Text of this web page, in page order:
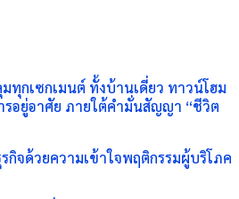
ทุกเซกเมนต์ ทั้งบ้านเดี่ยว ทาวน์โฮม
รอยู่อาศัย ภายใต้คำมั่นสัญญา “ชีวิต
จด้วยความเข้าใจพฤติกรรมผู้บริโภค